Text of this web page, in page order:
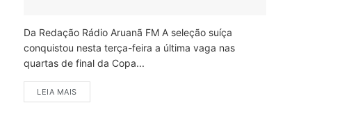
Da Redação Rádio Aruanã FM A seleção suíça
conquistou nesta terça-feira a última vaga nas
quartas de final da Copa...
LEIA MAIS